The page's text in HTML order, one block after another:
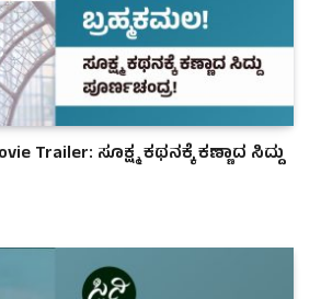
Trailer: ಸೂಕ್ಷ್ಮ ಕಥನಕ್ಕೆ ಕಣ್ಣಾದ ಸಿದ್ದು